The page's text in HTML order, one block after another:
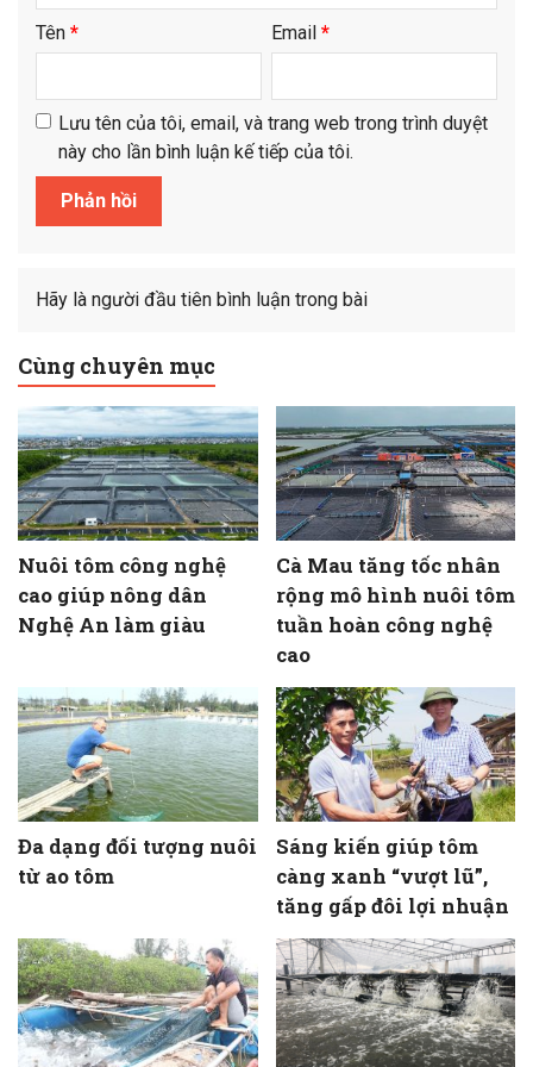
Tên * Email *
Lưu tên của tôi, email, và trang web trong trình duyệt
này cho lần bình luận kế tiếp của tôi.
Hãy là người đầu tiên bình luận trong bài
Cùng chuyên mục
Nuôi tôm công nghệ
cao giúp nông dân
Nghệ An làm giàu
Cà Mau tăng tốc nhân
rộng mô hình nuôi tôm
tuần hoàn công nghệ
cao
Đa dạng đối tượng nuôi
từ ao tôm
Sáng kiến giúp tôm
càng xanh “vượt lũ”,
tăng gấp đôi lợi nhuận